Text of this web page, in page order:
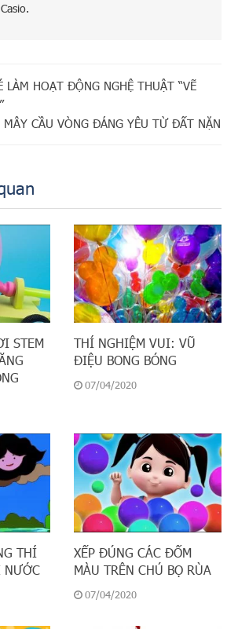
LÀM HOẠT ĐỘNG NGHỆ THUẬT “VẼ
CẦU VÒNG ĐÁNG YÊU TỪ ĐẤT NẶN
STEM
THÍ NGHIỆM VUI: VŨ
ĐIỆU BONG BÓNG
07/04/2020
THÍ
NƯỚC
XẾP ĐÚNG CÁC ĐỐM
MÀU TRÊN CHÚ BỌ RÙA
07/04/2020